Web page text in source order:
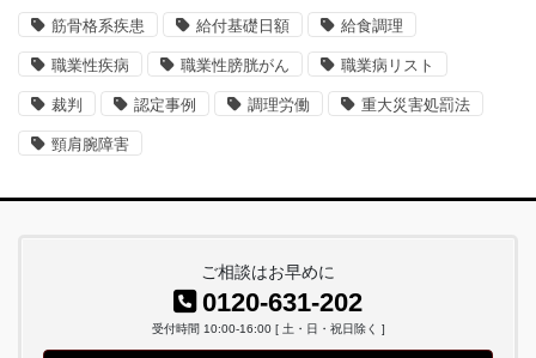
筋骨格系疾患 給付基礎日額 給食調理
職業性疾病 職業性膀胱がん 職業病リスト
裁判 認定事例 調理労働 重大災害処罰法
頸肩腕障害
ご相談はお早めに
0120-631-202
受付時間 10:00-16:00 [ 土・日・祝日除く ]